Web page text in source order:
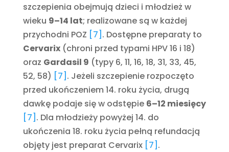
szczepienia obejmują dzieci i młodzież w
wieku 9–14 lat; realizowane są w każdej
przychodni POZ [7] . Dostępne preparaty to
Cervarix(chroni przed typami HPV 16 i 18)
oraz Gardasil 9 (typy 6, 11, 16, 18, 31, 33, 45,
52, 58) [7] . Jeżeli szczepienie rozpoczęto
przed ukończeniem 14. roku życia, drugą
dawkę podaje się w odstępie 6–12 miesięcy
[7] . Dla młodzieży powyżej 14. do
ukończenia 18. roku życia pełną refundacją
objęty jest preparat Cervarix [7] .